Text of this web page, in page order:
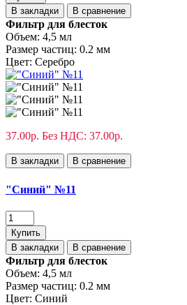
В закладки
В сравнение
Фильтр для блесток
Объем: 4,5 мл
Размер частиц: 0.2 мм
Цвет: Серебро
37.00р. Без НДС: 37.00р.
В закладки В сравнение
"Синий" №11
Купить
В закладки
В сравнение
Фильтр для блесток
Объем: 4,5 мл
Размер частиц: 0.2 мм
Цвет: Синий